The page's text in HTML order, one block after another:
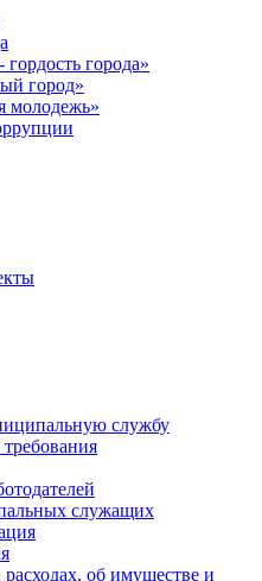
города»
город»
молодежь»
службу
служащих
об имуществе и